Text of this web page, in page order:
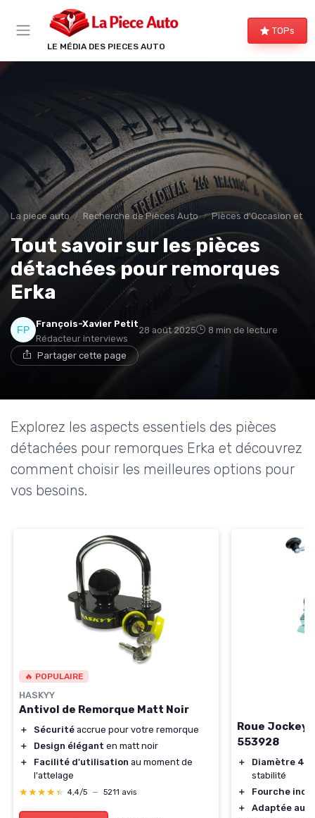
LE MÉDIA DES PIECES AUTO
TOPs
La piece auto Recherche de Pièces Auto Pièces d'Occasion et
Tout savoir sur les pièces
détachées pour remorques
Erka
François-Xavier Petit
Rédacteur interviews
28 août 2025 8 min de lecture
Partager cette page
Explorez les aspects essentiels des pièces
détachées pour remorques Erka et découvrez
comment choisir les meilleures options pour
vos besoins.
🔥 POPULAIRE
HASKYY
Antivol de Remorque Matt Noir
＋ Sécurité accrue pour votre remorque
＋
Design élégant en matt noir
＋
Facilité d'utilisation au moment de
l'attelage
★★★★★
★★★★★ 4,4/5 — 5211 avis
Roue Jockey
553928
＋
Diamètre
stabilité
＋
Fourche
＋
Adaptée aux
Panneau de gestion des cookies